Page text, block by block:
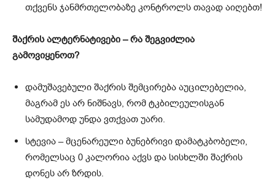
თქვენს ჯანმრთელობაზე კონტროლს თავად აიღებთ!
შაქრის ალტერნატივები – რა შეგვიძლია
გამოვიყენოთ?
დამუშავებული შაქრის შემცირება აუცილებელია,
მაგრამ ეს არ ნიშნავს, რომ ტკბილეულისგან
სამუდამოდ უნდა ვთქვათ უარი.
სტევია – მცენარეული ბუნებრივი დამატკბობელი,
რომელსაც 0 კალორია აქვს და სისხლში შაქრის
დონეს არ ზრდის.